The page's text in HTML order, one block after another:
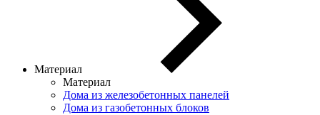
Материал
Материал
Дома из железобетонных панелей
Дома из газобетонных блоков